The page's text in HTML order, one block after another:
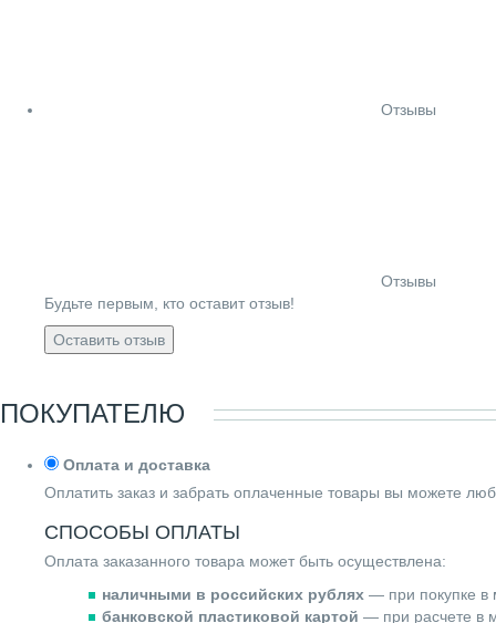
Отзывы
Отзывы
Будьте первым, кто оставит отзыв!
Оставить отзыв
ПОКУПАТЕЛЮ
Оплата и доставка
Оплатить заказ и забрать оплаченные товары вы можете
СПОСОБЫ ОПЛАТЫ
Оплата заказанного товара может быть осуществлена:
наличными в российских рублях — при покупке в
банковской пластиковой картой — при расчете в